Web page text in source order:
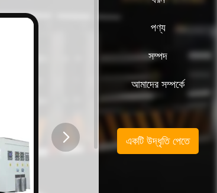
পণ্য
সম্পদ
আমাদের সম্পর্কে
একটি উদ্ধৃতি পেতে